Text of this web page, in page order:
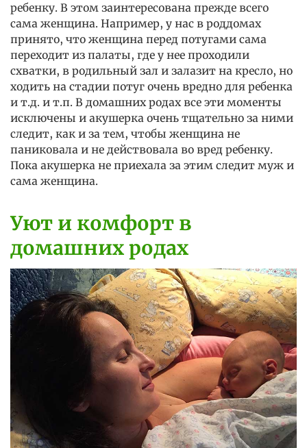
ребенку. В этом заинтересована прежде всего
сама женщина. Например, у нас в роддомах
принято, что женщина перед потугами сама
переходит из палаты, где у нее проходили
схватки, в родильный зал и залазит на кресло, но
ходить на стадии потуг очень вредно для ребенка
и т.д. и т.п. В домашних родах все эти моменты
исключены и акушерка очень тщательно за ними
следит, как и за тем, чтобы женщина не
паниковала и не действовала во вред ребенку.
Пока акушерка не приехала за этим следит муж и
сама женщина.
Уют и комфорт в
домашних родах